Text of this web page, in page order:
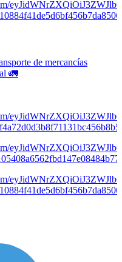
de mercancías
🚛